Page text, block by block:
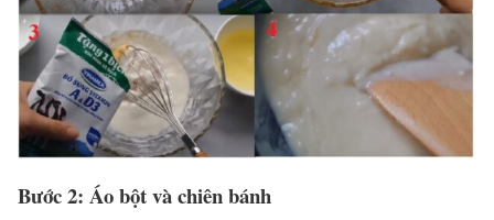
Bước 2: Áo bột và chiên bánh